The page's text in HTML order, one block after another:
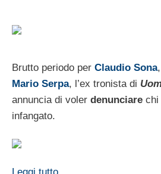
Brutto periodo per Claudio Sona
Mario Serpa, l’ex tronista di
annuncia di voler denunciare chi
infangato.
Leggi tutto